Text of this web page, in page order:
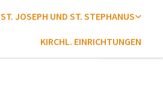
ST. JOSEPH UND ST. STEPHANUS
KIRCHL. EINRICHTUNGEN